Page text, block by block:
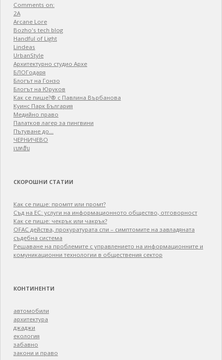
Comments on:
2A
Arcane Lore
Bozho's tech blog
Handful of Light
Lindeas
UrbanStyle
Архитектурно студио Архе
БЛОГодаря
Блогът на Гонзо
Блогът на Юруков
Как се пише?® с Павлина Върбанова
Куинс Парк България
Медийно право
Палатков лагер зa пингвини
Пътуване до…
ЧЕРНИЧЕВО
เบทฮับ
СКОРОШНИ СТАТИИ
Как се пише: промпт или промт?
Съд на ЕС: услуги на информационното общество, отговорност
Как се пише: чекрък или чакрък?
OFAC действа, прокуратурата спи – симптомите на завладяната
съдебна система
Решаване на проблемите с управлението на информационните и
комуникационни технологии в обществения сектор
КОНТИНЕНТИ
автомобили
архитектура
джаджи
екология
забавно
закони и право